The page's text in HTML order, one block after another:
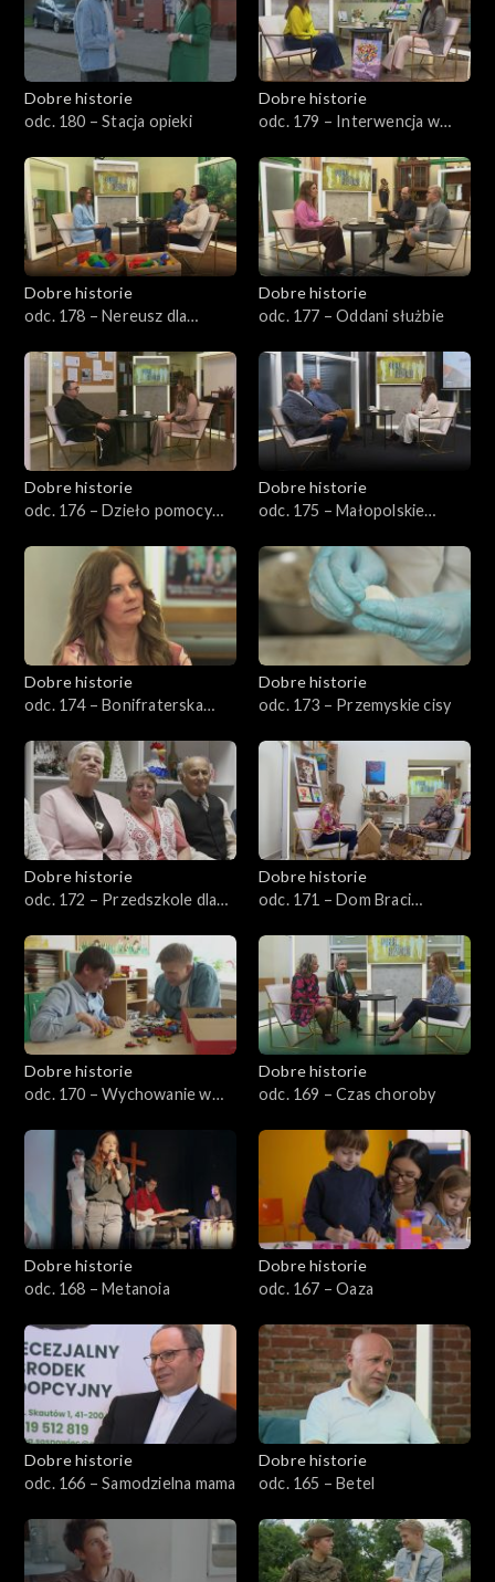
Dobre historie
odc. 180 – Stacja opieki
Dobre historie
odc. 179 – Interwencja w
Dobre historie
odc. 178 – Nereusz dla
Dobre historie
odc. 177 – Oddani służbie
Dobre historie
odc. 176 – Dzieło pomocy
Dobre historie
odc. 175 – Małopolskie
Dobre historie
odc. 174 – Bonifraterska
Dobre historie
odc. 173 – Przemyskie cisy
Dobre historie
odc. 172 – Przedszkole dla
Dobre historie
odc. 171 – Dom Braci
Dobre historie
odc. 170 – Wychowanie w
Dobre historie
odc. 169 – Czas choroby
Dobre historie
odc. 168 – Metanoia
Dobre historie
odc. 167 – Oaza
Dobre historie
odc. 166 – Samodzielna mama
Dobre historie
odc. 165 – Betel